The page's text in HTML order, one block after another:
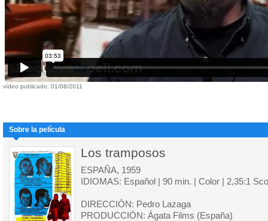
vídeo publicado: 01/08/2011
Sobre la película
Los tramposos
ESPAÑA, 1959
IDIOMAS: Español | 90 min. | Color | 2,35:1
DIRECCIÓN: Pedro Lazaga
PRODUCCIÓN: Ágata Films (España)